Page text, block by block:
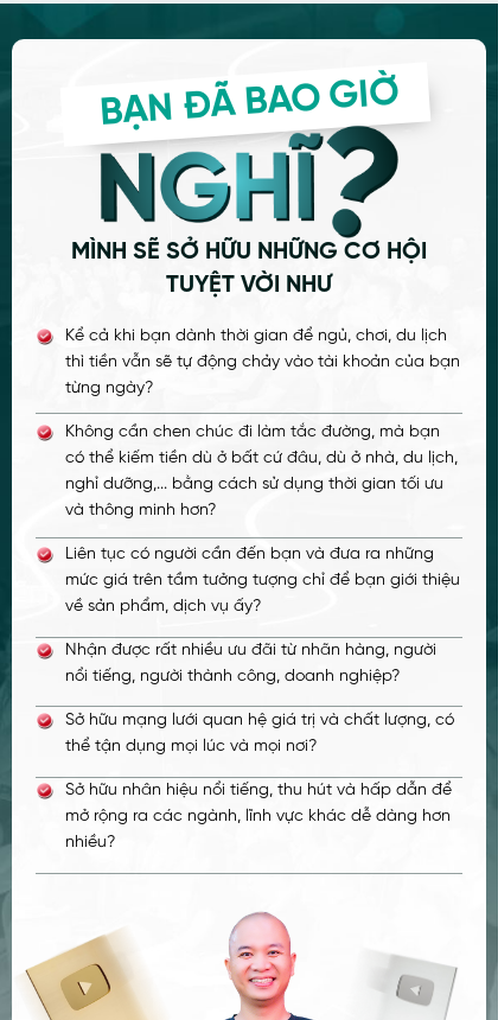
BẠN ĐÃ BAO GIỜ
MÌNH SẼ SỞ HỮU NHỮNG CƠ HỘI
TUYỆT VỜI NHƯ
Kể cả khi bạn dành thời gian để ngủ, chơi, du lịch
thì tiền vẫn sẽ tự động chảy vào tài khoản của bạn
từng ngày?
Không cần chen chúc đi làm tắc đường, mà bạn
có thể kiếm tiền dù ở bất cứ đâu, dù ở nhà, du lịch,
nghỉ dưỡng,... bằng cách sử dụng thời gian tối ưu
và thông minh hơn?
Liên tục có người cần đến bạn và đưa ra những
mức giá trên tầm tưởng tượng chỉ để bạn giới thiệu
về sản phẩm, dịch vụ ấy?
Nhận được rất nhiều ưu đãi từ nhãn hàng, người
nổi tiếng, người thành công, doanh nghiệp?
Sở hữu mạng lưới quan hệ giá trị và chất lượng, có
thể tận dụng mọi lúc và mọi nơi?
Sở hữu nhân hiệu nổi tiếng, thu hút và hấp dẫn để
mở rộng ra các ngành, lĩnh vực khác dễ dàng hơn
nhiều?